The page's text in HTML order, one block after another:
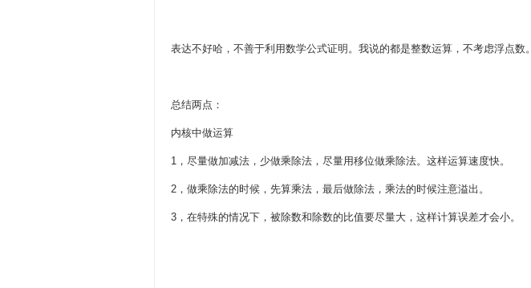
表达不好哈，不善于利用数学公式证明。我说的都是整数运算，不考虑浮点数。
总结两点：
内核中做运算
1，尽量做加减法，少做乘除法，尽量用移位做乘除法。这样运算速度快。
2，做乘除法的时候，先算乘法，最后做除法，乘法的时候注意溢出。
3，在特殊的情况下，被除数和除数的比值要尽量大，这样计算误差才会小。